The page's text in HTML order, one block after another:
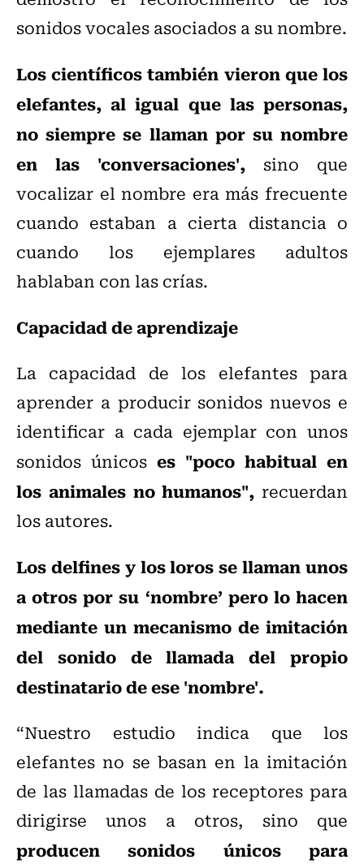
sonidos vocales asociados a su nombre.
Los científicos también vieron que los
elefantes, al igual que las personas,
no siempre se llaman por su nombre
en las 'conversaciones', sino que
vocalizar el nombre era más frecuente
cuando estaban a cierta distancia o
cuando los ejemplares adultos
hablaban con las crías.
Capacidad de aprendizaje
La capacidad de los elefantes para
aprender a producir sonidos nuevos e
identificar a cada ejemplar con unos
sonidos únicos es "poco habitual en
los animales no humanos", recuerdan
los autores.
Los delfines y los loros se llaman unos
a otros por su ‘nombre’ pero lo hacen
mediante un mecanismo de imitación
del sonido de llamada del propio
destinatario de ese 'nombre'.
“Nuestro estudio indica que los
elefantes no se basan en la imitación
de las llamadas de los receptores para
dirigirse unos a otros, sino que
producen sonidos únicos para